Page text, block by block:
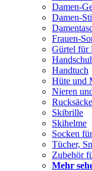
Damen-
Damen-
Frauen-
Gürtel für
Handtuch
Hüte und
Nieren
Skibrille
Skihelme
Socken
Tücher,
Zubehör
Mehr